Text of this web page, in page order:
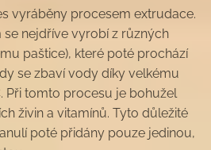
vyráběny procesem extrudace.
se nejdříve vyrobí z různých
paštice), které poté prochází
se zbaví vody díky velkému
Při tomto procesu je bohužel
živin a vitamínů. Tyto důležité
poté přidány pouze jedinou,